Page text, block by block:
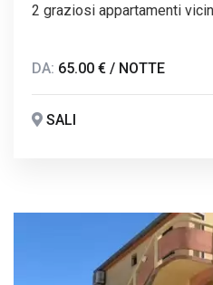
2 graziosi appartamenti
DA: 65.00 € / NOTTE
SALI